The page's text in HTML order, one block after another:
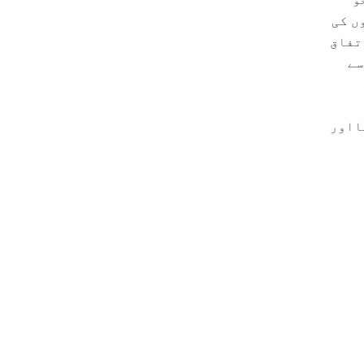
کی